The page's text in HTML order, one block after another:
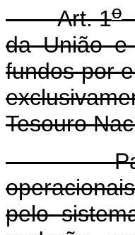
Art. 1o
da União e
fundos por
Tesouro
pelo